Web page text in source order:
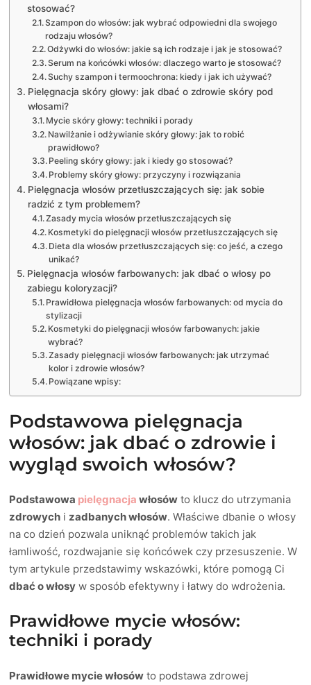
stosować?
Szampon do włosów: jak wybrać odpowiedni dla swojego
rodzaju włosów?
Odżywki do włosów: jakie są ich rodzaje i jak je stosować?
Serum na końcówki włosów: dlaczego warto je stosować?
Suchy szampon i termoochrona: kiedy i jak ich używać?
Pielęgnacja skóry głowy: jak dbać o zdrowie skóry pod
włosami?
Mycie skóry głowy: techniki i porady
Nawilżanie i odżywianie skóry głowy: jak to robić
prawidłowo?
Peeling skóry głowy: jak i kiedy go stosować?
Problemy skóry głowy: przyczyny i rozwiązania
Pielęgnacja włosów przetłuszczających się: jak sobie
radzić z tym problemem?
Zasady mycia włosów przetłuszczających się
Kosmetyki do pielęgnacji włosów przetłuszczających się
Dieta dla włosów przetłuszczających się: co jeść, a czego
unikać?
Pielęgnacja włosów farbowanych: jak dbać o włosy po
zabiegu koloryzacji?
Prawidłowa pielęgnacja włosów farbowanych: od mycia do
stylizacji
Kosmetyki do pielęgnacji włosów farbowanych: jakie
wybrać?
Zasady pielęgnacji włosów farbowanych: jak utrzymać
kolor i zdrowie włosów?
Powiązane wpisy:
Podstawowa pielęgnacja
włosów: jak dbać o zdrowie i
wygląd swoich włosów?
Podstawowa pielęgnacja włosów to klucz do utrzymania
zdrowych izadbanych włosów. Właściwe dbanie o włosy
na co dzień pozwala uniknąć problemów takich jak
łamliwość, rozdwajanie się końcówek czy przesuszenie. W
tym artykule przedstawimy wskazówki, które pomogą Ci
dbać o włosy w sposób efektywny i łatwy do wdrożenia.
Prawidłowe mycie włosów:
techniki i porady
Prawidłowe mycie włosów to podstawa zdrowej